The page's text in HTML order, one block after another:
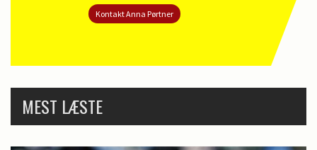
Kontakt Anna Pørtner
MEST LÆSTE